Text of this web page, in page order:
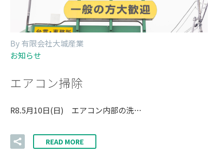
By 有限会社大城産業
お知らせ
エアコン掃除
R8.5月10日(日) エアコン内部の洗…
READ MORE